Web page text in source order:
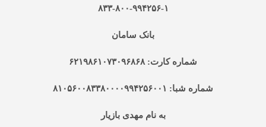
۸۳۳-۸۰۰-۹۹۴۲۵۶-۱
بانک سامان
شماره کارت: ۶۲۱۹۸۶۱۰۷۳۰۹۶۸۶۸
شماره شبا: ۸۱۰۵۶۰۰۸۳۳۸۰۰۰۰۹۹۴۲۵۶۰۰۱
به نام مهدی بازیار